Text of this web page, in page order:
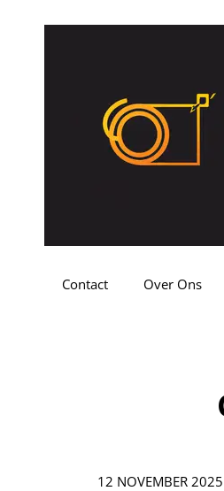
Contact Over Ons
Geplaatst12 NOVEMBER 2025